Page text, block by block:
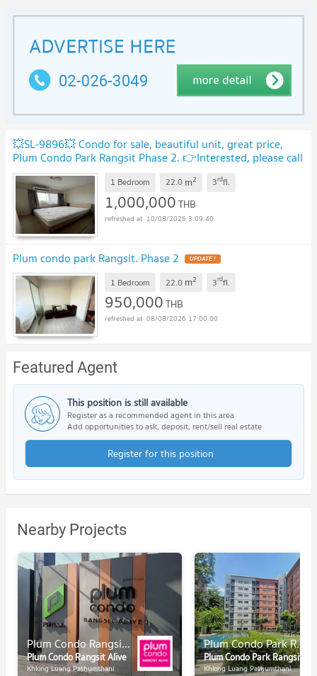
💥SL-9896💥 Condo for sale, beautiful unit, great price,
Plum Condo Park Rangsit Phase 2. 👉Interested, please call
080-651-8853 UPDATE !
1 Bedroom 22.0 m2 3rdfl.
1,000,000THB
10/08/2026 3:09:40
Plum condo park Rangsit. Phase 2 UPDATE !
1 Bedroom 22.0 m2 3rdfl.
950,000THB
08/08/2026 17:00:00
Featured Agent
This position is still available
Register as a recommended agent in this area
Add opportunities to ask, deposit, rent/sell real estate
Register for this position
Nearby Projects
Plum Condo Rangsit Alive
Plum Condo Rangsit Alive
Khlong Luang Pathumthani
Plum Condo Park Rangsit
Plum Condo Park Rangsit
Khlong Luang Pathumthani